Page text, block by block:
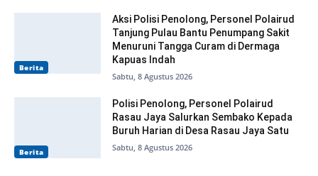
Berita
Aksi Polisi Penolong, Personel Polairud
Tanjung Pulau Bantu Penumpang Sakit
Menuruni Tangga Curam di Dermaga
Kapuas Indah
Sabtu, 8 Agustus 2026
Berita
Polisi Penolong, Personel Polairud
Rasau Jaya Salurkan Sembako Kepada
Buruh Harian di Desa Rasau Jaya Satu
Sabtu, 8 Agustus 2026